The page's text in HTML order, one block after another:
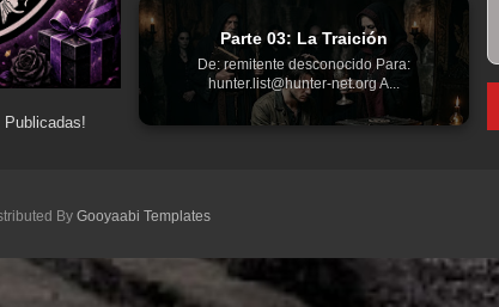
Parte 03: La Traición
De: remitente desconocido Para:
hunter.list@hunter-net.org A...
By Gooyaabi Templates